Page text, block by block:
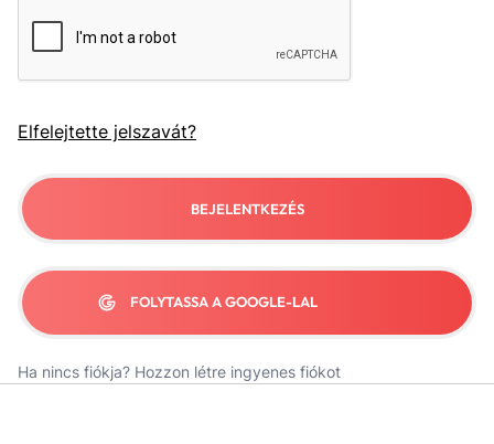
Elfelejtette jelszavát?
BEJELENTKEZÉS
FOLYTASSA A GOOGLE-LAL
Ha nincs fiókja? Hozzon létre ingyenes fiókot